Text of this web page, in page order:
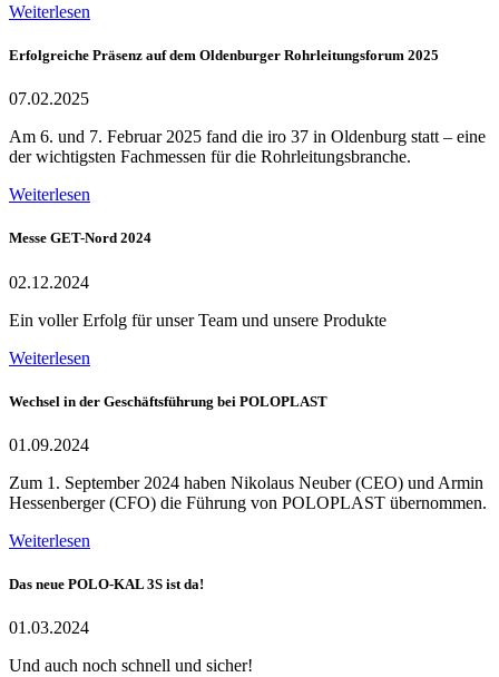
Weiterlesen
Erfolgreiche Präsenz auf dem Oldenburger Rohrleitungsforum 2025
07.02.2025
Am 6. und 7. Februar 2025 fand die iro 37 in Oldenburg statt – eine
der wichtigsten Fachmessen für die Rohrleitungsbranche.
Weiterlesen
Messe GET-Nord 2024
02.12.2024
Ein voller Erfolg für unser Team und unsere Produkte
Weiterlesen
Wechsel in der Geschäftsführung bei POLOPLAST
01.09.2024
Zum 1. September 2024 haben Nikolaus Neuber (CEO) und Armin
Hessenberger (CFO) die Führung von POLOPLAST übernommen.
Weiterlesen
Das neue POLO-KAL 3S ist da!
01.03.2024
Und auch noch schnell und sicher!